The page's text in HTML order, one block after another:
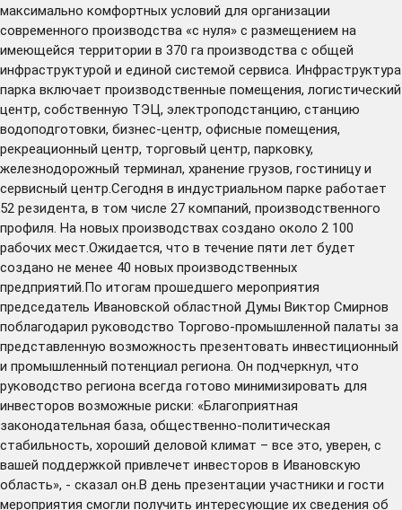
максимально комфортных условий для организации
современного производства «с нуля» с размещением на
имеющейся территории в 370 га производства с общей
инфраструктурой и единой системой сервиса. Инфраструктура
парка включает производственные помещения, логистический
центр, собственную ТЭЦ, электроподстанцию, станцию
водоподготовки, бизнес-центр, офисные помещения,
рекреационный центр, торговый центр, парковку,
железнодорожный терминал, хранение грузов, гостиницу и
сервисный центр.Сегодня в индустриальном парке работает
52 резидента, в том числе 27 компаний, производственного
профиля. На новых производствах создано около 2 100
рабочих мест.Ожидается, что в течение пяти лет будет
создано не менее 40 новых производственных
предприятий.По итогам прошедшего мероприятия
председатель Ивановской областной Думы Виктор Смирнов
поблагодарил руководство Торгово-промышленной палаты за
представленную возможность презентовать инвестиционный
и промышленный потенциал региона. Он подчеркнул, что
руководство региона всегда готово минимизировать для
инвесторов возможные риски: «Благоприятная
законодательная база, общественно-политическая
стабильность, хороший деловой климат – все это, уверен, с
вашей поддержкой привлечет инвесторов в Ивановскую
область», - сказал он.В день презентации участники и гости
мероприятия смогли получить интересующие их сведения об